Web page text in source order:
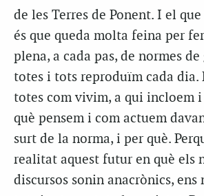
de les Terres de Ponent. I el
és que queda molta feina per
plena, a cada pas, de normes de
totes i tots reproduïm cada dia.
totes com vivim, a qui incloem
què pensem i com actuem
surt de la norma, i per què.
realitat aquest futur en què els
discursos sonin anacrònics, ens